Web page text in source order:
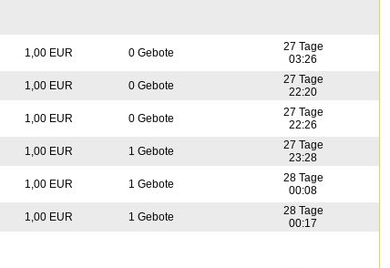
1,00 EUR 0 Gebote
27 Tage
03:26
1,00 EUR 0 Gebote
27 Tage
22:20
1,00 EUR 0 Gebote
27 Tage
22:26
1,00 EUR 1 Gebote
27 Tage
23:28
1,00 EUR 1 Gebote
28 Tage
00:08
1,00 EUR 1 Gebote
28 Tage
00:17